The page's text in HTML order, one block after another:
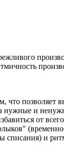
что
и
от
списания) и